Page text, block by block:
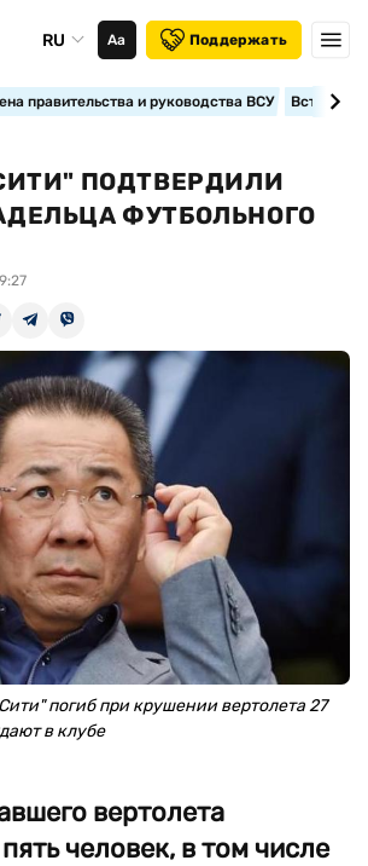
RU Аа Поддержать
правительства и руководства ВСУ
ПОДТВЕРДИЛИ
ФУТБОЛЬНОГО
погиб при крушении вертолета 27
в клубе
вертолета
человек, в том числе